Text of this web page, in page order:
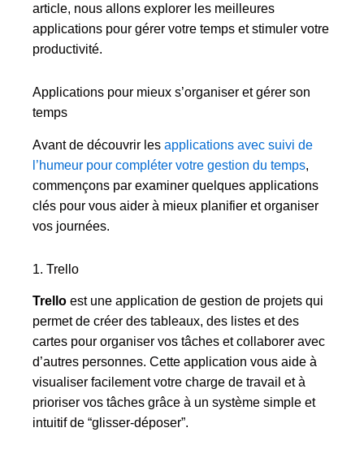
article, nous allons explorer les meilleures
applications pour gérer votre temps et stimuler votre
productivité.
Applications pour mieux s’organiser et gérer son
temps
Avant de découvrir les applications avec suivi de
l’humeur pour compléter votre gestion du temps,
commençons par examiner quelques applications
clés pour vous aider à mieux planifier et organiser
vos journées.
1. Trello
Trello est une application de gestion de projets qui
permet de créer des tableaux, des listes et des
cartes pour organiser vos tâches et collaborer avec
d’autres personnes. Cette application vous aide à
visualiser facilement votre charge de travail et à
prioriser vos tâches grâce à un système simple et
intuitif de “glisser-déposer”.